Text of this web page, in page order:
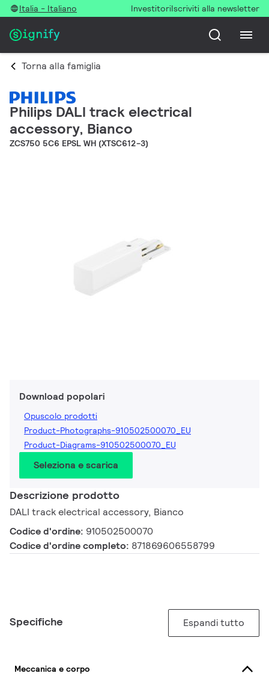
Italia - Italiano InvestitoriIscriviti alla newsletter
Torna alla famiglia
Philips DALI track electrical
accessory, Bianco
ZCS750 5C6 EPSL WH (XTSC612-3)
Download popolari
Opuscolo prodotti
Product-Photographs-910502500070_EU
Product-Diagrams-910502500070_EU
Seleziona e scarica
Descrizione prodotto
DALI track electrical accessory, Bianco
Codice d'ordine: 910502500070
Codice d'ordine completo: 871869606558799
Specifiche Espandi tutto
Meccanica e corpo